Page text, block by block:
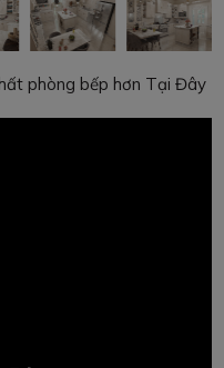
phòng bếp hơn Tại Đây